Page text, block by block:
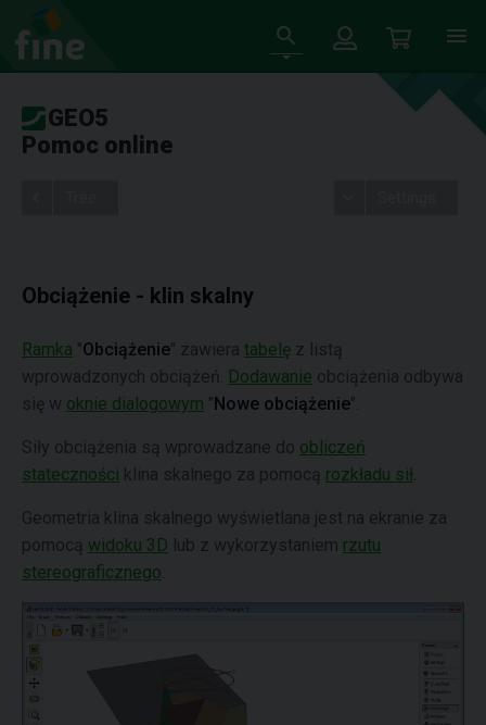
GEO5
Pomoc online
Obciążenie - klin skalny
Ramka "Obciążenie" zawiera tabelę z listą
wprowadzonych obciążeń. Dodawanie obciążenia odbywa
się w oknie dialogowym "Nowe obciążenie".
Siły obciążenia są wprowadzane do obliczeń
stateczności klina skalnego za pomocą rozkładu sił
Geometria klina skalnego wyświetlana jest na ekranie za
pomocą widoku 3D lub z wykorzystaniem rzutu
stereograficznego